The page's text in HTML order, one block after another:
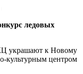
ледовых
украшают к Новому
культурным центром